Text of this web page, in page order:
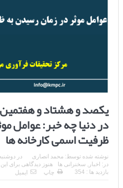
یکصد و هشتاد و هفتمین
در دنیا چه خبر: عوامل
ظرفیت اسمی کارخانه ها
نوشته شده توسط: محمد انصاری در دوشنبه 4 اسفند
در: اخبار , سخنرانی ها
هنوز دیدگاهی برای
بازدید ها : 354
چاپ ایمیل